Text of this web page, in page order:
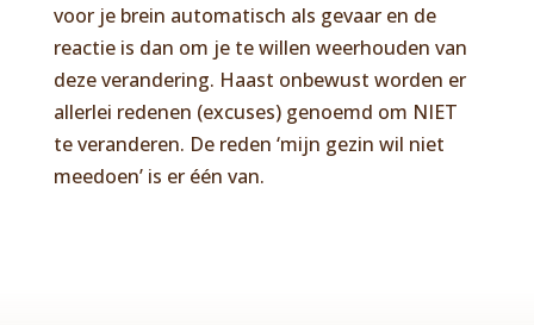
voor je brein automatisch als gevaar en de
reactie is dan om je te willen weerhouden van
deze verandering. Haast onbewust worden er
allerlei redenen (excuses) genoemd om NIET
te veranderen. De reden ‘mijn gezin wil niet
meedoen’ is er één van.